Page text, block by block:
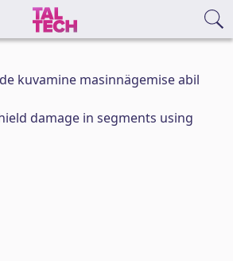
kuvamine masinnägemise abil
damage in segments using